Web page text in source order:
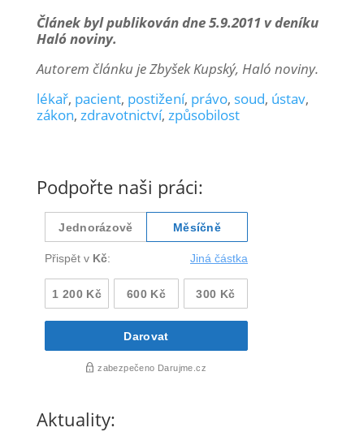
Článek byl publikován dne 5.9.2011 v deníku
Haló noviny.
Autorem článku je Zbyšek Kupský, Haló noviny.
lékař, pacient, postižení, právo, soud, ústav,
zákon, zdravotnictví, způsobilost
Podpořte naši práci:
Aktuality: